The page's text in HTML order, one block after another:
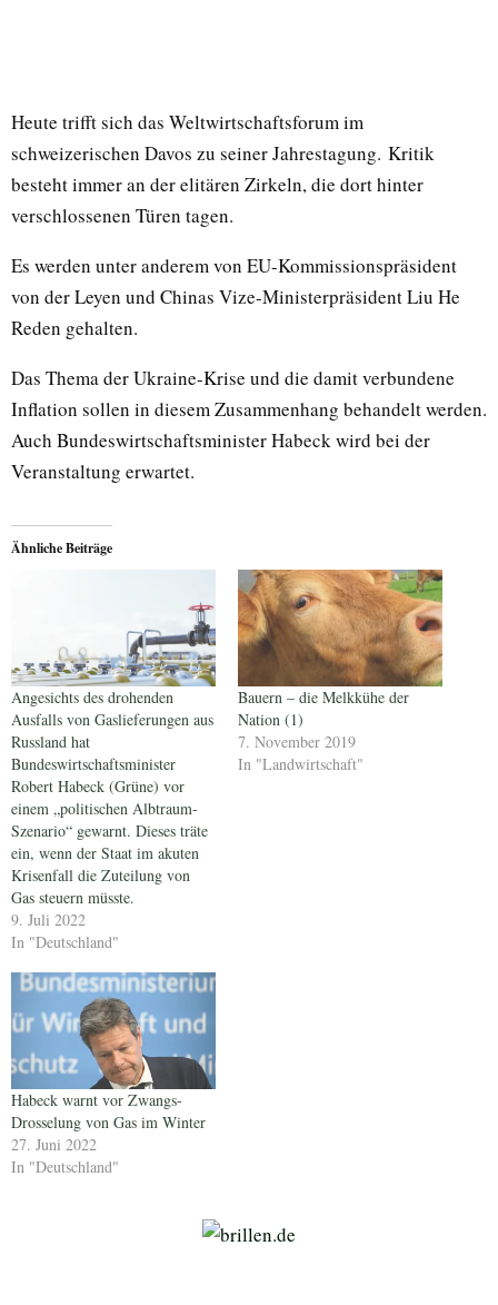
Heute trifft sich das Weltwirtschaftsforum im
schweizerischen Davos zu seiner Jahrestagung. Kritik
besteht immer an der elitären Zirkeln, die dort hinter
verschlossenen Türen tagen.
Es werden unter anderem von EU-Kommissionspräsident
von der Leyen und Chinas Vize-Ministerpräsident Liu He
Reden gehalten.
Das Thema der Ukraine-Krise und die damit verbundene
Inflation sollen in diesem Zusammenhang behandelt werden.
Auch Bundeswirtschaftsminister Habeck wird bei der
Veranstaltung erwartet.
Ähnliche Beiträge
Angesichts des drohenden
Ausfalls von Gaslieferungen aus
Russland hat
Bundeswirtschaftsminister
Robert Habeck (Grüne) vor
einem „politischen Albtraum-
Szenario“ gewarnt. Dieses träte
ein, wenn der Staat im akuten
Krisenfall die Zuteilung von
Gas steuern müsste.
9. Juli 2022
In "Deutschland"
Bauern – die Melkkühe der
Nation (1)
7. November 2019
In "Landwirtschaft"
Habeck warnt vor Zwangs-
Drosselung von Gas im Winter
27. Juni 2022
In "Deutschland"